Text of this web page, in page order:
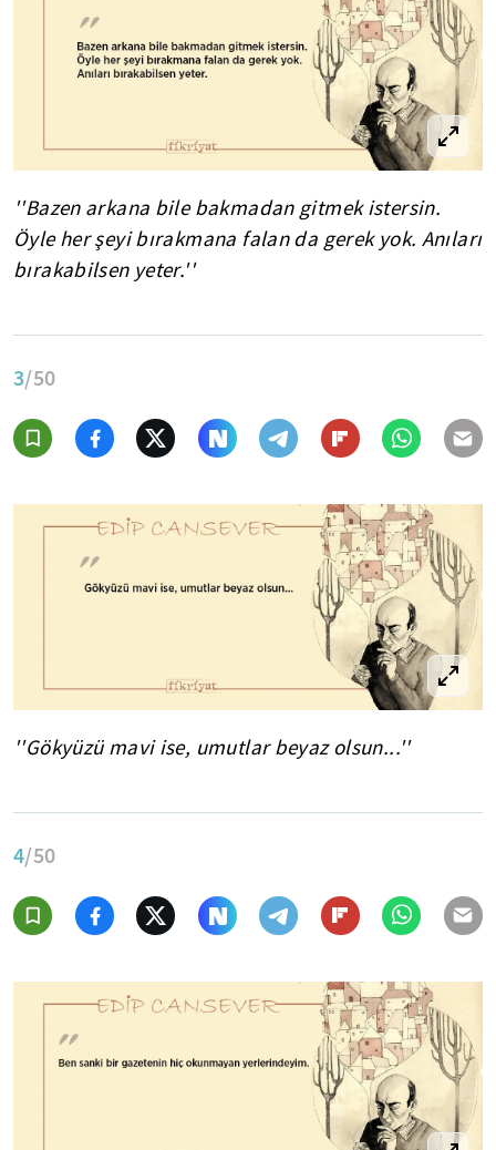
''Bazen arkana bile bakmadan gitmek istersin.
Öyle her şeyi bırakmana falan da gerek yok. Anıları
bırakabilsen yeter.''
3/50
''Gökyüzü mavi ise, umutlar beyaz olsun...''
4/50